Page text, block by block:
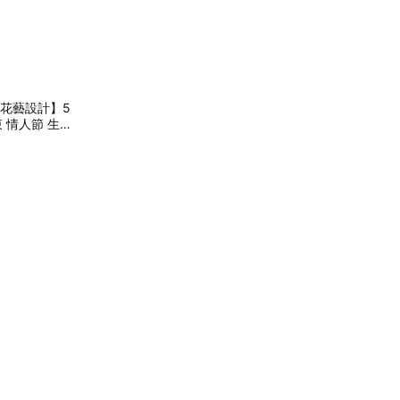
藝設計】5
情人節 生